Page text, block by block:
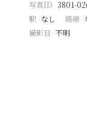
写真ID 3801-
駅 なし 路線
撮影日
不明